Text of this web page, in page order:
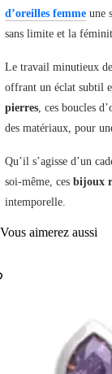
d’oreilles femme une
sans limite et la
Le travail minutieux
offrant un éclat subtil
pierres , ces boucles
des matériaux, pour
Qu’il s’agisse d’un
soi-même, ces bijoux
intemporelle.
Vous aimerez aussi